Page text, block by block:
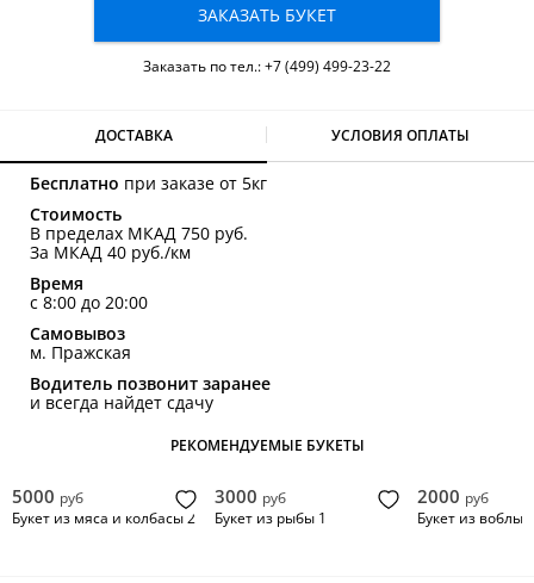
ЗАКАЗАТЬ БУКЕТ
Заказать по тел.:+7 (499) 499-23-22
ДОСТАВКА УСЛОВИЯ ОПЛАТЫ
Бесплатно при заказе от 5кг
Стоимость
В пределах МКАД 750 руб.
За МКАД 40 руб./км
Время
с 8:00 до 20:00
Самовывоз
м. Пражская
Водитель позвонит заранее
и всегда найдет сдачу
РЕКОМЕНДУЕМЫЕ БУКЕТЫ
5000 руб
Букет из мяса и колбасы 2
3000 руб
Букет из рыбы 1
2000 руб
Букет из воблы